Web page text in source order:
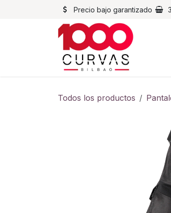
Precio bajo garantizado
Todos los productos